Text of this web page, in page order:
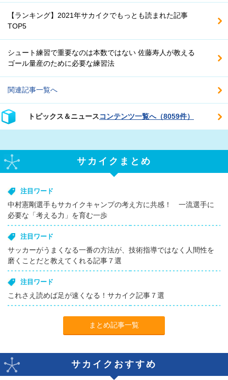
【ランキング】2021年サカイクでもっとも読まれた記事
TOP5
シュート練習で重要なのは本数ではない 佐藤寿人が教える
ゴール量産のために必要な練習法
関連記事一覧へ
トピックス＆ニュースコンテンツ一覧へ（8059件）
サカイクまとめ
注目ワード
中村憲剛選手もサカイクキャンプの考え方に共感！ 一流選手に
必要な「考える力」を育む一歩
注目ワード
サッカーがうまくなる一番の方法が、技術指導ではなく人間性を
磨くことだと教えてくれる記事７選
注目ワード
これさえ読めば足が速くなる！サカイク記事７選
まとめ記事一覧
サカイクおすすめ